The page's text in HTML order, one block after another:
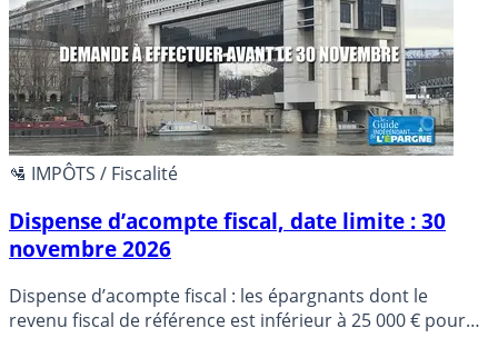
🛂 IMPÔTS / Fiscalité
Dispense d’acompte fiscal, date limite : 30
novembre 2026
Dispense d’acompte fiscal : les épargnants dont le
revenu fiscal de référence est inférieur à 25 000 € pour